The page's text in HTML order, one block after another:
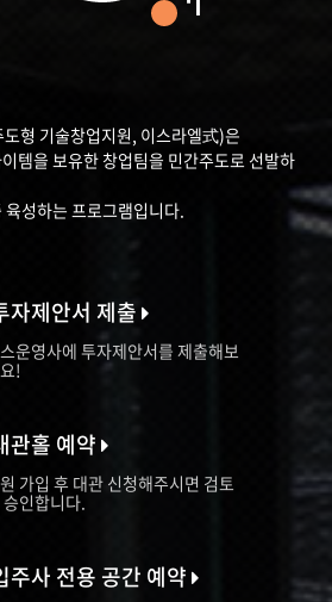
형 기술창업지원, 이스라엘式)은
템을 보유한 창업팀을 민간주도로 선발하
성하는 프로그램입니다.
자제안서 제출
운영사에 투자제안서를 제출해보
!
관홀 예약
가입 후 대관 신청해주시면 검토
인합니다.
주사 전용 공간 예약